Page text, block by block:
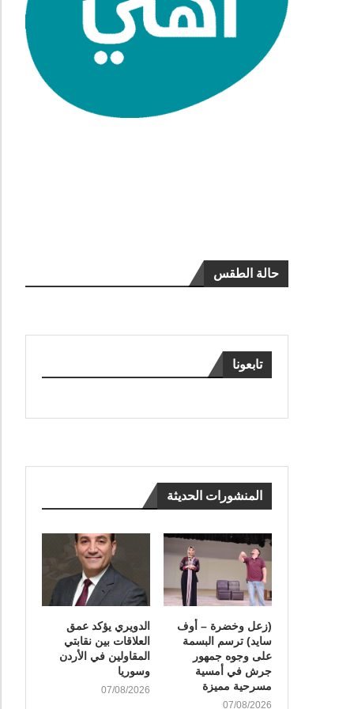
حالة الطقس
تابعونا
المنشورات الحديثة
(زعل وخضرة – أوف
سايد) ترسم البسمة
على وجوه جمهور
جرش في أمسية
مسرحية مميزة
07/08/2026
الدويري يؤكد عمق
العلاقات بين نقابتي
المقاولين في الأردن
وسوريا
07/08/2026